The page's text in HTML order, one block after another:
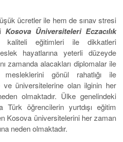
ücretler ile hem de sınav stresi
Kosova Üniversiteleri Eczacılık
kaliteli eğitimleri ile dikkatleri
hayatlarına yeterli düzeyde
zamanda alacakları diplomalar ile
gönül rahatlığı ile
üniversitelerine olan ilginin her
olmaktadır. Ülke genelindeki
Türk öğrencilerin yurtdışı eğitim
Kosova üniversitelerini her zaman
neden olmaktadır.